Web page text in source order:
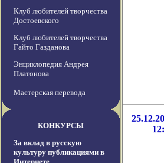
Клуб любителей творчества
Достоевского
Клуб любителей творчества
Гайто Газданова
Энциклопедия Андрея
Платонова
Мастерская перевода
КОНКУРСЫ
За вклад в русскую
культуру публикациями в